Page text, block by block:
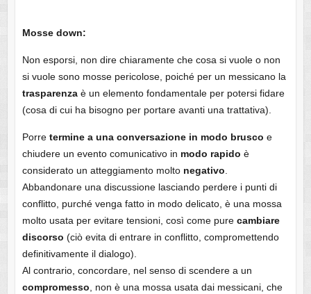
Mosse down:
Non esporsi, non dire chiaramente che cosa si vuole o non
si vuole sono mosse pericolose, poiché per un messicano la
trasparenza è un elemento fondamentale per potersi fidare
(cosa di cui ha bisogno per portare avanti una trattativa).
Porre termine a una conversazione in modo brusco e
chiudere un evento comunicativo in modo rapido è
considerato un atteggiamento moltonegativo
Abbandonare una discussione lasciando perdere i punti di
conflitto, purché venga fatto in modo delicato, è una mossa
molto usata per evitare tensioni, così come pure cambiare
discorso (ciò evita di entrare in conflitto, compromettendo
definitivamente il dialogo).
Al contrario, concordare, nel senso di scendere a un
compromesso , non è una mossa usata dai messicani, che